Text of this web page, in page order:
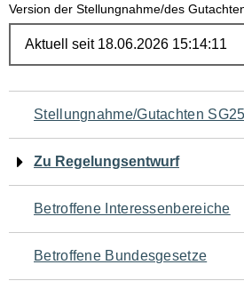
Version der Stellungnahme/des
Navigation
für
den
Seiteninhalt
Stellungnahme/Gutachten
Zu Regelungsentwurf
Betroffene Interessenbereiche
Betroffene Bundesgesetze